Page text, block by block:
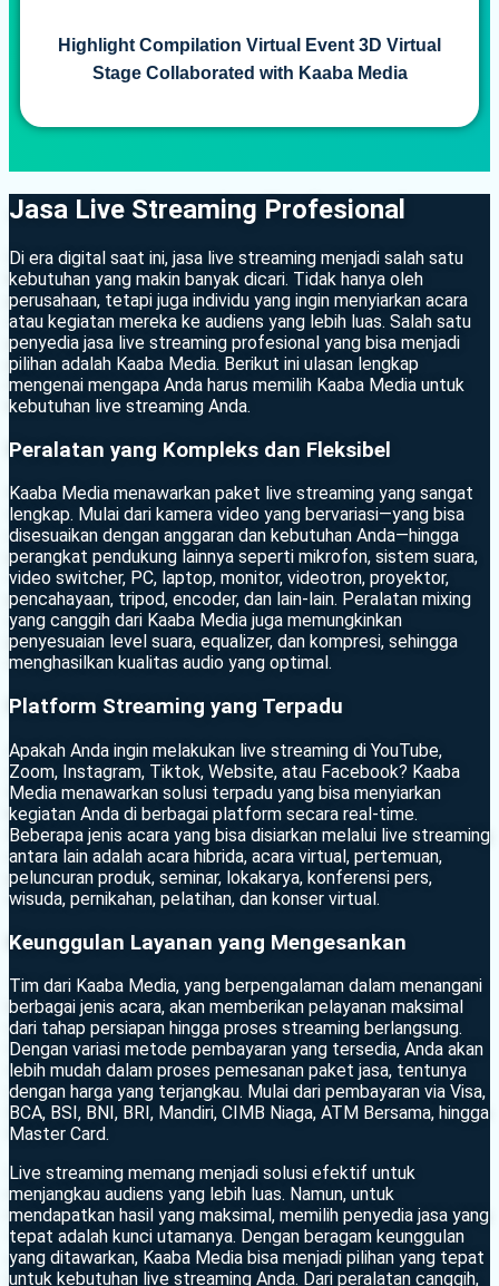
Highlight Compilation Virtual Event 3D Virtual
Stage Collaborated with Kaaba Media
Jasa Live Streaming Profesional
Di era digital saat ini, jasa live streaming menjadi salah satu
kebutuhan yang makin banyak dicari. Tidak hanya oleh
perusahaan, tetapi juga individu yang ingin menyiarkan acara
atau kegiatan mereka ke audiens yang lebih luas. Salah satu
penyedia jasa live streaming profesional yang bisa menjadi
pilihan adalah Kaaba Media. Berikut ini ulasan lengkap
mengenai mengapa Anda harus memilih Kaaba Media untuk
kebutuhan live streaming Anda.
Peralatan yang Kompleks dan Fleksibel
Kaaba Media menawarkan paket live streaming yang sangat
lengkap. Mulai dari kamera video yang bervariasi—yang bisa
disesuaikan dengan anggaran dan kebutuhan Anda—hingga
perangkat pendukung lainnya seperti mikrofon, sistem suara,
video switcher, PC, laptop, monitor, videotron, proyektor,
pencahayaan, tripod, encoder, dan lain-lain. Peralatan mixing
yang canggih dari Kaaba Media juga memungkinkan
penyesuaian level suara, equalizer, dan kompresi, sehingga
menghasilkan kualitas audio yang optimal.
Platform Streaming yang Terpadu
Apakah Anda ingin melakukan live streaming di YouTube,
Zoom, Instagram, Tiktok, Website, atau Facebook? Kaaba
Media menawarkan solusi terpadu yang bisa menyiarkan
kegiatan Anda di berbagai platform secara real-time.
Beberapa jenis acara yang bisa disiarkan melalui live streaming
antara lain adalah acara hibrida, acara virtual, pertemuan,
peluncuran produk, seminar, lokakarya, konferensi pers,
wisuda, pernikahan, pelatihan, dan konser virtual.
Keunggulan Layanan yang Mengesankan
Tim dari Kaaba Media, yang berpengalaman dalam menangani
berbagai jenis acara, akan memberikan pelayanan maksimal
dari tahap persiapan hingga proses streaming berlangsung.
Dengan variasi metode pembayaran yang tersedia, Anda akan
lebih mudah dalam proses pemesanan paket jasa, tentunya
dengan harga yang terjangkau. Mulai dari pembayaran via Visa,
BCA, BSI, BNI, BRI, Mandiri, CIMB Niaga, ATM Bersama, hingga
Master Card.
Live streaming memang menjadi solusi efektif untuk
menjangkau audiens yang lebih luas. Namun, untuk
mendapatkan hasil yang maksimal, memilih penyedia jasa yang
tepat adalah kunci utamanya. Dengan beragam keunggulan
yang ditawarkan, Kaaba Media bisa menjadi pilihan yang tepat
untuk kebutuhan live streaming Anda. Dari peralatan canggih,